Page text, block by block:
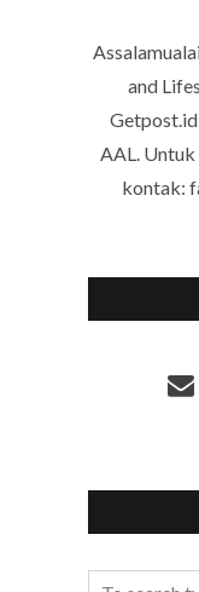
and
AAL. Untuk
kontak: